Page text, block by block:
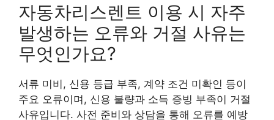
자동차리스렌트 이용 시 자주
발생하는 오류와 거절 사유는
무엇인가요?
서류 미비, 신용 등급 부족, 계약 조건 미확인 등이
주요 오류이며, 신용 불량과 소득 증빙 부족이 거절
사유입니다. 사전 준비와 상담을 통해 오류를 예방